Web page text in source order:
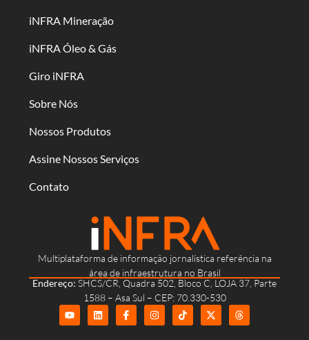
Multiplataforma de informação jornalística referência na
área de infraestrutura no Brasil
Endereço: SHCS/CR, Quadra 502, Bloco C, LOJA 37, Parte
1588 – Asa Sul – CEP: 70.330-530
iNFRA Mineração
iNFRA Óleo & Gás
Giro iNFRA
Sobre Nós
Nossos Produtos
Assine Nossos Serviços
Contato